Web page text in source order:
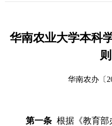
华南农业大学本科
则
华南农办〔
第一条 根据 《教育